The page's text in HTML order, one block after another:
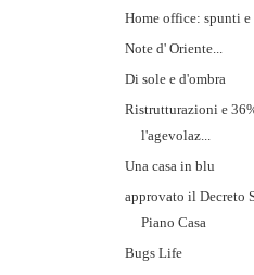
Home office: spunti e
Note d' Oriente...
Di sole e d'ombra
Ristrutturazioni e
l'agevolaz...
Una casa in blu
approvato il Decreto
Piano Casa
Bugs Life